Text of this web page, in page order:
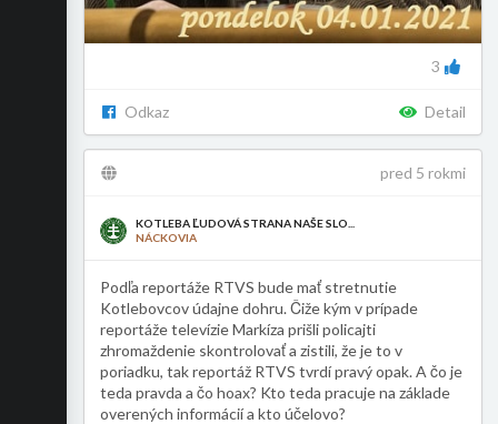
3
Odkaz Detail
pred 5 rokmi
KOTLEBA ĽUDOVÁ STRANA NAŠE SLO...
NÁCKOVIA
Podľa reportáže RTVS bude mať stretnutie
Kotlebovcov údajne dohru. Čiže kým v prípade
reportáže televízie Markíza prišli policajti
zhromaždenie skontrolovať a zistili, že je to v
poriadku, tak reportáž RTVS tvrdí pravý opak. A čo je
teda pravda a čo hoax? Kto teda pracuje na základe
overených informácií a kto účelovo?